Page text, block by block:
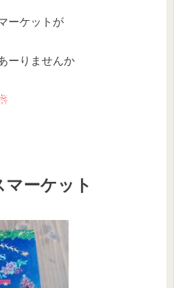
ーケットが
ーりませんか
ーケット